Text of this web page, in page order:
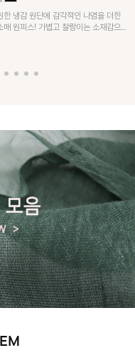
한 냉감 원단에 감각적인 나염을 더한
매 원피스! 가볍고 찰랑이는 소재감으로